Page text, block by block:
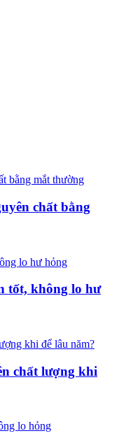
chất bằng
tốt, không lo hư
chất lượng khi